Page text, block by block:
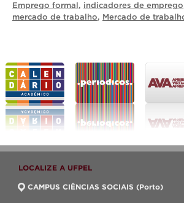
Emprego formal, indicadores de emprego
mercado de trabalho, Mercado de
LOCALIZE A UFPEL
CAMPUS CIÊNCIAS SOCIAIS (Porto)